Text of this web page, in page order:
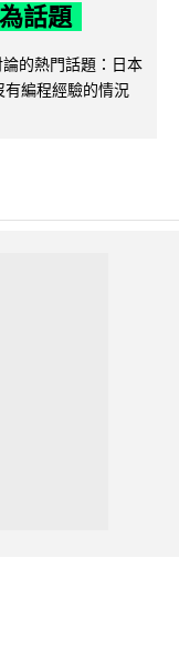
話題
的熱門話題：日本
編程經驗的情況